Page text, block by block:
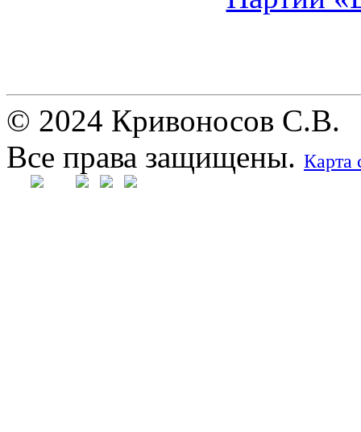
© 2024 Кривоносов С.В.
Все права защищены. Карта